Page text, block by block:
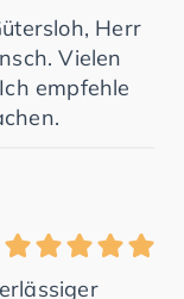
Herr
Vielen
empfehle